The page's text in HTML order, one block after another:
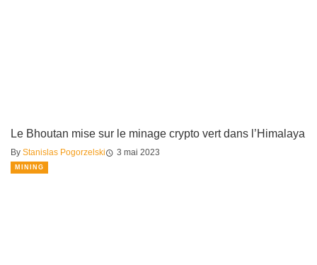
Le Bhoutan mise sur le minage crypto vert dans l’Himalaya
By Stanislas Pogorzelski 3 mai 2023
MINING